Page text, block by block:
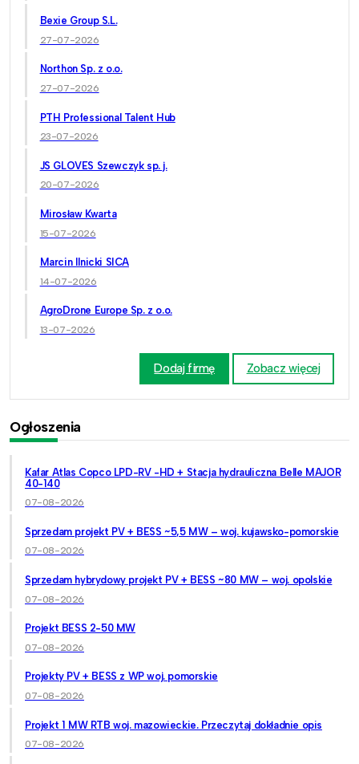
Bexie Group S.L.
27-07-2026
Northon Sp. z o.o.
27-07-2026
PTH Professional Talent Hub
23-07-2026
JS GLOVES Szewczyk sp. j.
20-07-2026
Mirosław Kwarta
15-07-2026
Marcin Ilnicki SICA
14-07-2026
AgroDrone Europe Sp. z o.o.
13-07-2026
Dodaj firmę Zobacz więcej
Ogłoszenia
Kafar Atlas Copco LPD-RV -HD + Stacja hydrauliczna Belle MAJOR
40-140
07-08-2026
Sprzedam projekt PV + BESS ~5,5 MW – woj. kujawsko-pomorskie
07-08-2026
Sprzedam hybrydowy projekt PV + BESS ~80 MW – woj. opolskie
07-08-2026
Projekt BESS 2-50 MW
07-08-2026
Projekty PV + BESS z WP woj. pomorskie
07-08-2026
Projekt 1 MW RTB woj. mazowieckie. Przeczytaj dokładnie opis
07-08-2026